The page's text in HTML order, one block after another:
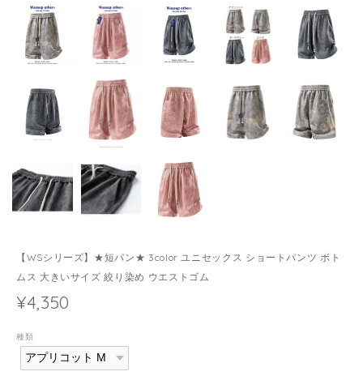
【WSシリーズ】★短パン★ 3color ユニセックス ショートパンツ ボト
ムス 大きいサイズ 絞り染め ウエストゴム
¥4,350
種類